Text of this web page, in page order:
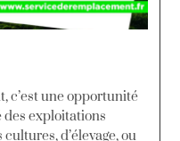
c’est une opportunité
exploitations
cultures, d’élevage, ou